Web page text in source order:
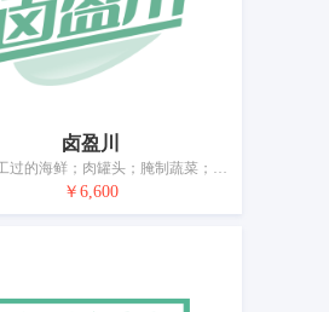
卤盈川
肉；加工过的海鲜；肉罐头；腌制蔬菜；蛋；牛奶制品；食用油；加工过的坚果；干食用菌；豆腐制品
￥6,600